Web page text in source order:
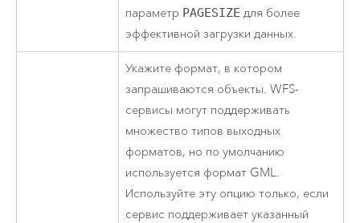
параметр PAGESIZE для более
эффективной загрузки данных.
Укажите формат, в котором
запрашиваются объекты. WFS-
сервисы могут поддерживать
множество типов выходных
форматов, но по умолчанию
используется формат GML.
Используйте эту опцию только, если
сервис поддерживает указанный